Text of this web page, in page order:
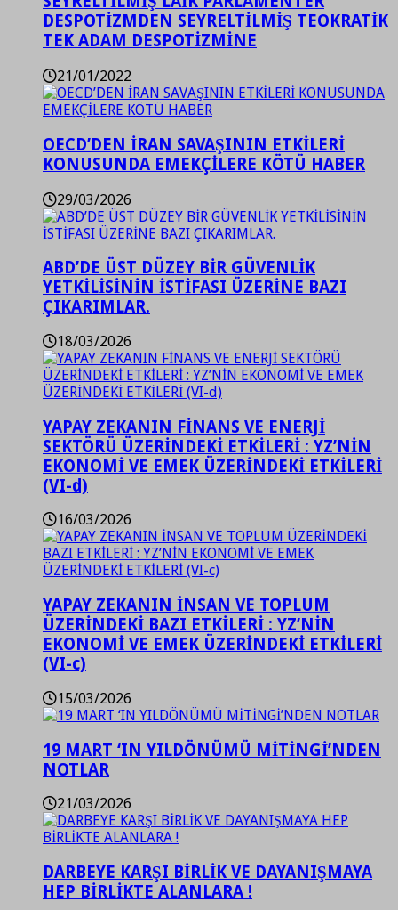
DESPOTİZMDEN SEYRELTİLMİŞ TEOKRATİK
TEK ADAM DESPOTİZMİNE
21/01/2022
OECD’DEN İRAN SAVAŞININ ETKİLERİ
KONUSUNDA EMEKÇİLERE KÖTÜ HABER
29/03/2026
ABD’DE ÜST DÜZEY BİR GÜVENLİK
YETKİLİSİNİN İSTİFASI ÜZERİNE BAZI
ÇIKARIMLAR.
18/03/2026
YAPAY ZEKANIN FİNANS VE ENERJİ
SEKTÖRÜ ÜZERİNDEKİ ETKİLERİ : YZ’NİN
EKONOMİ VE EMEK ÜZERİNDEKİ ETKİLERİ
(VI-d)
16/03/2026
YAPAY ZEKANIN İNSAN VE TOPLUM
ÜZERİNDEKİ BAZI ETKİLERİ : YZ’NİN
EKONOMİ VE EMEK ÜZERİNDEKİ ETKİLERİ
(VI-c)
15/03/2026
19 MART ‘IN YILDÖNÜMÜ MİTİNGİ’NDEN
NOTLAR
21/03/2026
DARBEYE KARŞI BİRLİK VE DAYANIŞMAYA
HEP BİRLİKTE ALANLARA !